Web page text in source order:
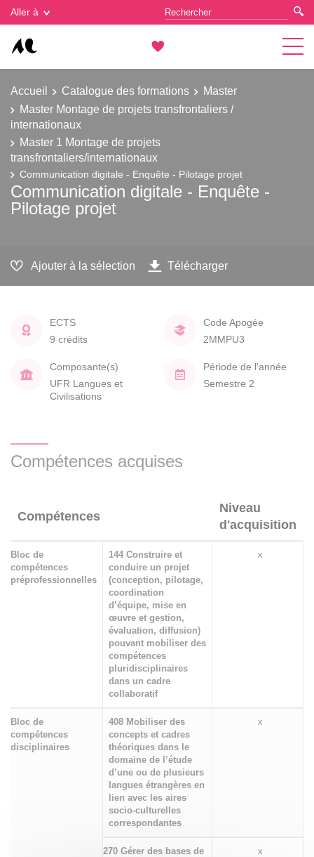
Aller à
Accueil Catalogue des formations
Master
Master Montage de projets transfrontaliers /
internationaux
Master 1 Montage de projets
transfrontaliers/internationaux
Communication digitale - Enquête - Pilotage projet
Communication digitale - Enquête -
Pilotage projet
Ajouter à la sélection Télécharger
ECTS
9 crédits
Code Apogée
2MMPU3
Composante(s)
UFR Langues et
Civilisations
Période de l'année
Semestre 2
Compétences acquises
Compétences
Niveau
d'acquisition
Bloc de
compétences
préprofessionnelles
144 Construire et
conduire un projet
(conception, pilotage,
coordination
d’équipe, mise en
œuvre et gestion,
évaluation, diffusion)
pouvant mobiliser des
compétences
pluridisciplinaires
dans un cadre
collaboratif
x
Bloc de
compétences
disciplinaires
408 Mobiliser des
concepts et cadres
théoriques dans le
domaine de l’étude
d’une ou de plusieurs
langues étrangères en
lien avec les aires
socio-culturelles
correspondantes
x
270 Gérer des bases de
x
Gestion des cookies